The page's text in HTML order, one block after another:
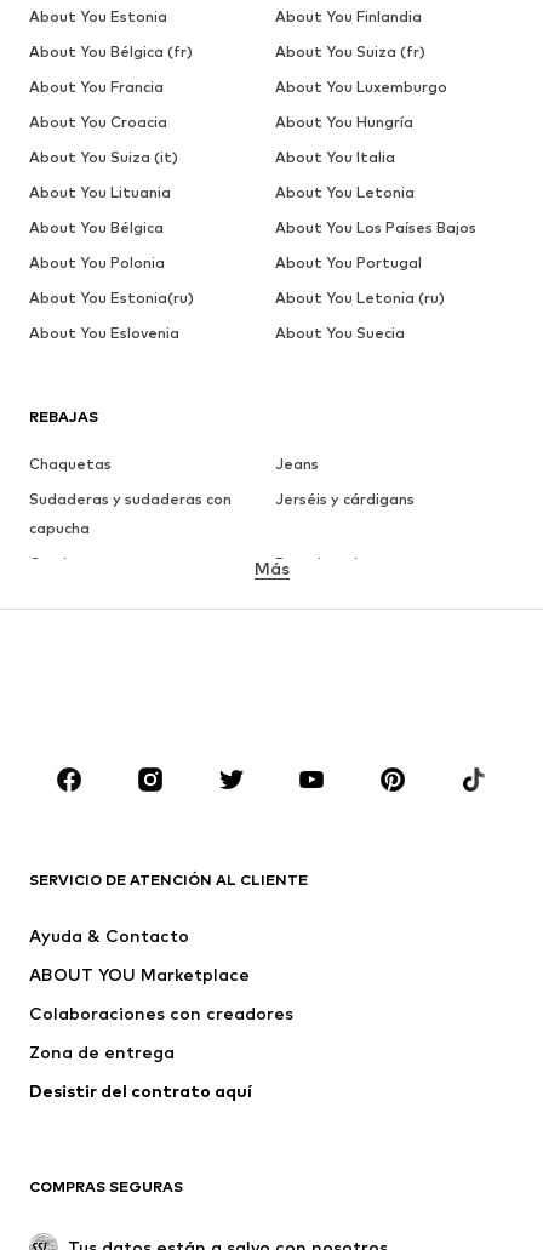
REBAJAS
Chaquetas
Jeans
Sudaderas y sudaderas con
capucha
Jerséis y cárdigans
Camisetas
Ropa interior
ROPA
Camisetas
Jeans
Pantalones
Ropa interior
Jerséis y cárdigans
Trajes y chaquetas
Más
SERVICIO DE ATENCIÓN AL CLIENTE
Ayuda & Contacto
ABOUT YOU Marketplace
Colaboraciones con creadores
Zona de entrega
Desistir del contrato aquí
COMPRAS SEGURAS
About You Estonia
About You Finlandia
About You Bélgica (fr)
About You Suiza (fr)
About You Francia
About You Luxemburgo
About You Croacia
About You Hungría
About You Suiza (it)
About You Italia
About You Lituania
About You Letonia
About You Bélgica
About You Los Países Bajos
About You Polonia
About You Portugal
About You Estonia(ru)
About You Letonia (ru)
About You Eslovenia
About You Suecia